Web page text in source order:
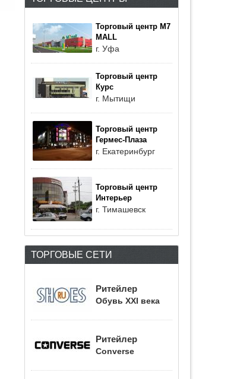
Торговый центр M7
MALL
г. Уфа
Торговый центр
Курс
г. Мытищи
Торговый центр
Гермес-Плаза
г. Екатеринбург
Торговый центр
Интерьер
г. Тимашевск
ТОРГОВЫЕ СЕТИ
Ритейлер
Обувь XXI века
Ритейлер
Converse